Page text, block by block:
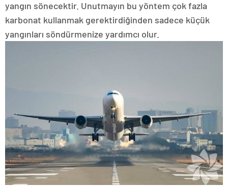
yangın sönecektir. Unutmayın bu yöntem çok fazla
karbonat kullanmak gerektirdiğinden sadece küçük
yangınları söndürmenize yardımcı olur.